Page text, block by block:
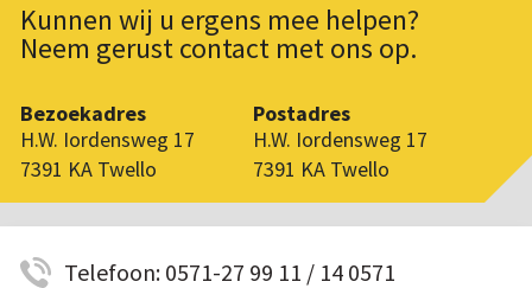
Kunnen wij u ergens mee helpen?
Neem gerust contact met ons op.
Bezoekadres
H.W. Iordensweg 17
7391 KA Twello
Postadres
H.W. Iordensweg 17
7391 KA Twello
Telefoon: 0571-27 99 11 / 14 0571